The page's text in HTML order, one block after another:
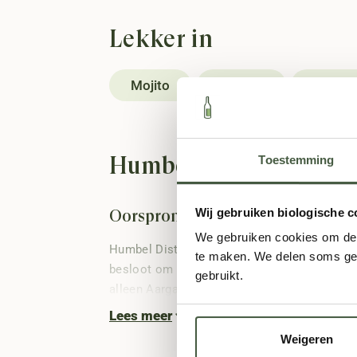
Toestemming
Wij gebruiken biologische
We gebruiken cookies om
te maken. We delen soms
gebruikt.
Weigeren
Lekker in
Mojito
Humbel Distillery:
Oorsprong van Humbel Distillery
Humbel Distillery ligt in het charmante
besloot om naast zijn boerderij ook een
alleen Aargau.
Lees meer